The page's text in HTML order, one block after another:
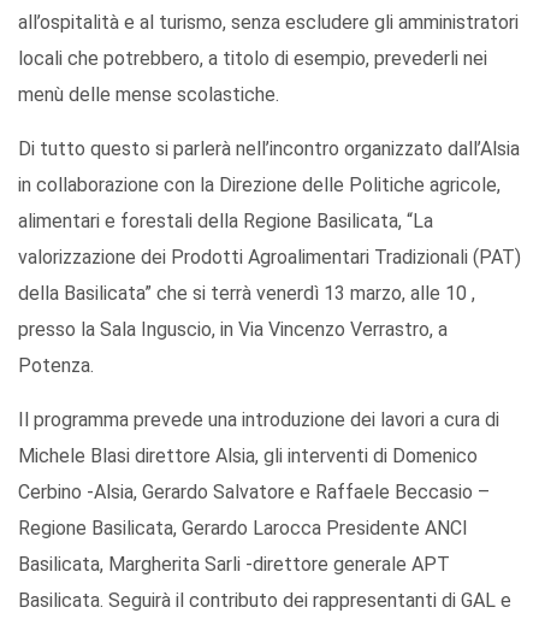
all’ospitalità e al turismo, senza escludere gli amministratori
locali che potrebbero, a titolo di esempio, prevederli nei
menù delle mense scolastiche.
Di tutto questo si parlerà nell’incontro organizzato dall’Alsia
in collaborazione con la Direzione delle Politiche agricole,
alimentari e forestali della Regione Basilicata, “La
valorizzazione dei Prodotti Agroalimentari Tradizionali (PAT)
della Basilicata” che si terrà venerdì 13 marzo, alle 10 ,
presso la Sala Inguscio, in Via Vincenzo Verrastro, a
Potenza.
Il programma prevede una introduzione dei lavori a cura di
Michele Blasi direttore Alsia, gli interventi di Domenico
Cerbino -Alsia, Gerardo Salvatore e Raffaele Beccasio –
Regione Basilicata, Gerardo Larocca Presidente ANCI
Basilicata, Margherita Sarli -direttore generale APT
Basilicata. Seguirà il contributo dei rappresentanti di GAL e